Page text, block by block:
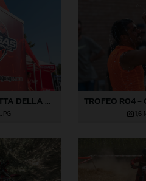
TROFEO R04 - CITTA DELLA PIEVE-15
.JPG 1,6